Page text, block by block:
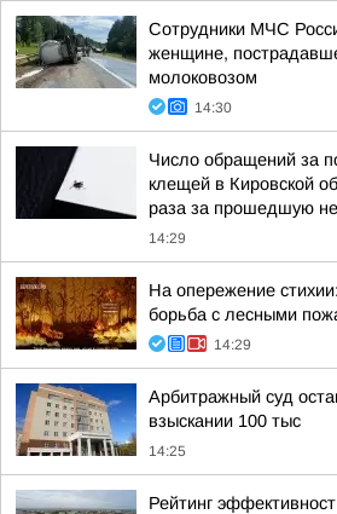
Сотрудники МЧС
женщине,
молоковозом
14:30
Число обращений за
клещей в Кировской
раза за прошедшую
14:29
На опережение
борьба с лесными
14:29
Арбитражный суд
взыскании 100 тыс
14:25
Рейтинг